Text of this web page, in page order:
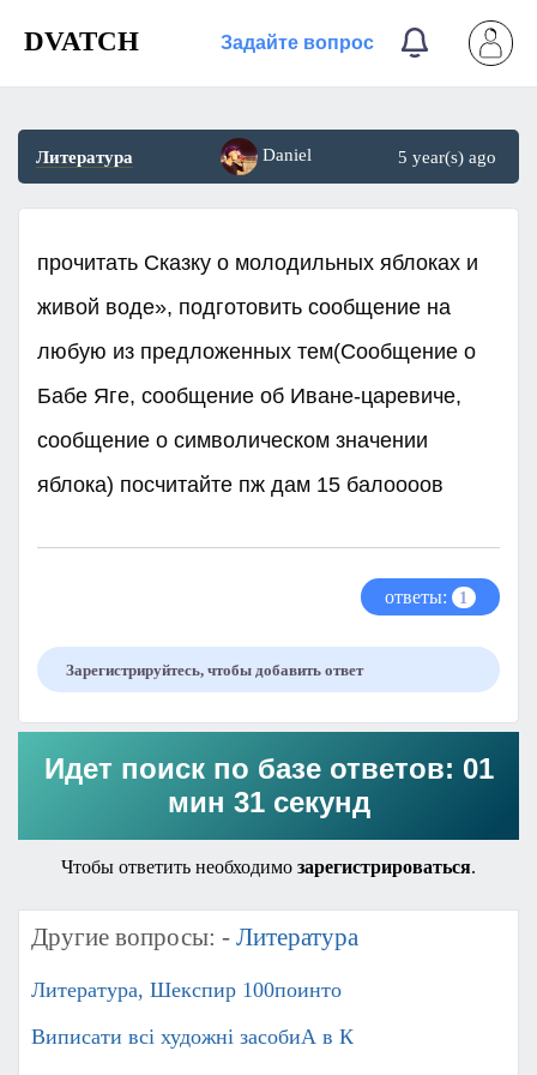
DVATCH Задайте вопрос
Литература Daniel 5 year(s) ago
прочитать Сказку о молодильных яблоках и
живой воде», подготовить сообщение на
любую из предложенных тем(Сообщение о
Бабе Яге, сообщение об Иване-царевиче,
сообщение о символическом значении
яблока) посчитайте пж дам 15 балоооов
ответы: 1
Зарегистрируйтесь, чтобы добавить ответ
Идет поиск по базе ответов: 01
мин 31 секунд
Чтобы ответить необходимо зарегистрироваться.
Другие вопросы: - Литература
Литература, Шекспир 100поинто
Виписати всі художні засобиА в К